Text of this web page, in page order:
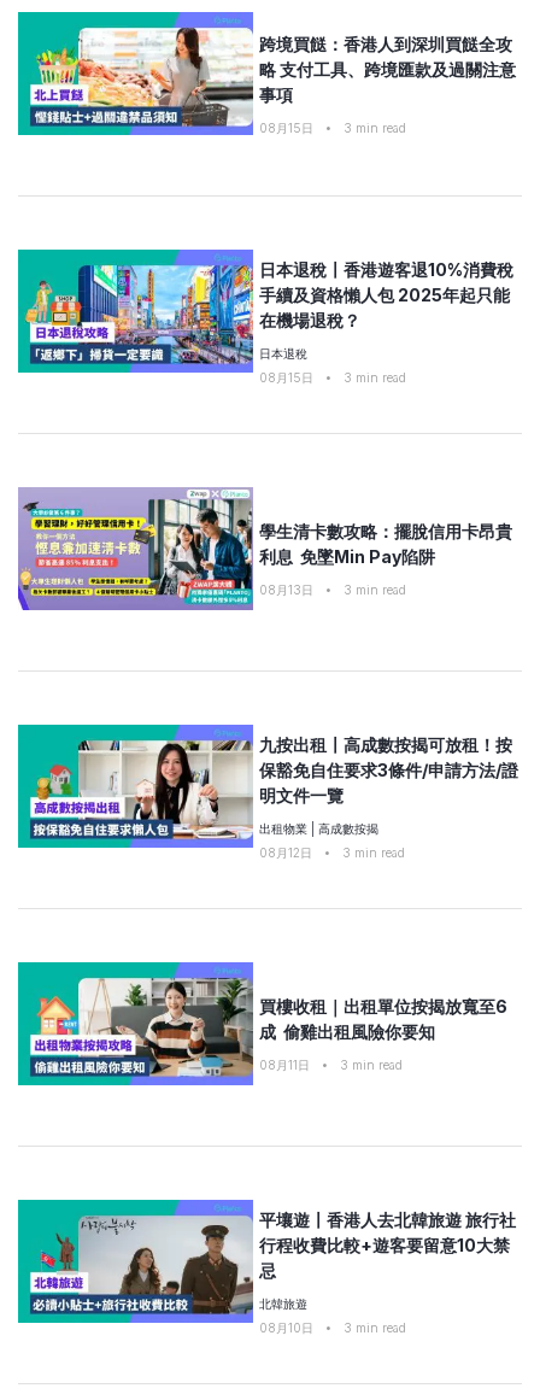
跨境買餸：香港人到深圳買餸全攻
略 支付工具、跨境匯款及過關注意
事項
08月15日 • 3 min read
日本退稅〡香港遊客退10%消費稅
手續及資格懶人包 2025年起只能
在機場退稅？
日本退稅
08月15日
• 3 min read
學生清卡數攻略：擺脫信用卡昂貴
利息 免墜Min Pay陷阱
08月13日 • 3 min read
九按出租〡高成數按揭可放租！按
保豁免自住要求3條件/申請方法/證
明文件一覽
出租物業
高成數按揭
08月12日
• 3 min read
買樓收租｜出租單位按揭放寬至6
成 偷雞出租風險你要知
08月11日 • 3 min read
平壤遊〡香港人去北韓旅遊 旅行社
行程收費比較+遊客要留意10大禁
忌
北韓旅遊
08月10日
• 3 min read